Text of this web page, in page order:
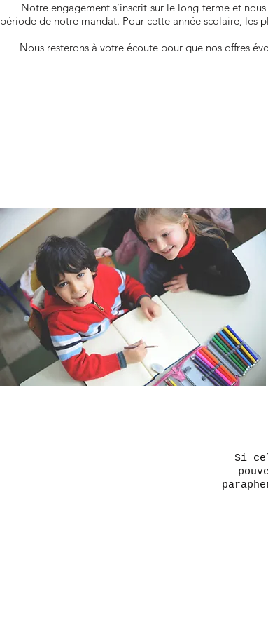
Notre engagement s’inscrit sur le long terme et
période de notre mandat. Pour cette année scolaire, les
Nous resterons à votre écoute pour que nos offres
Si